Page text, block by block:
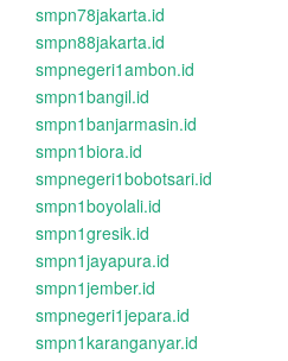
smpn78jakarta.id
smpn88jakarta.id
smpnegeri1ambon.id
smpn1bangil.id
smpn1banjarmasin.id
smpn1biora.id
smpnegeri1bobotsari.id
smpn1boyolali.id
smpn1gresik.id
smpn1jayapura.id
smpn1jember.id
smpnegeri1jepara.id
smpn1karanganyar.id